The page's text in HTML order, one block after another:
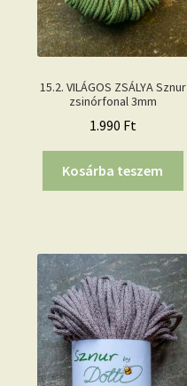
15.2. VILÁGOS ZSÁLYA Sznur
zsinórfonal 3mm
1.990 Ft
Kosárba teszem